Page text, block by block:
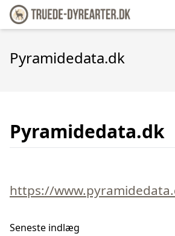
Pyramidedata.dk
Pyramidedata.dk
https://
Seneste indlæg